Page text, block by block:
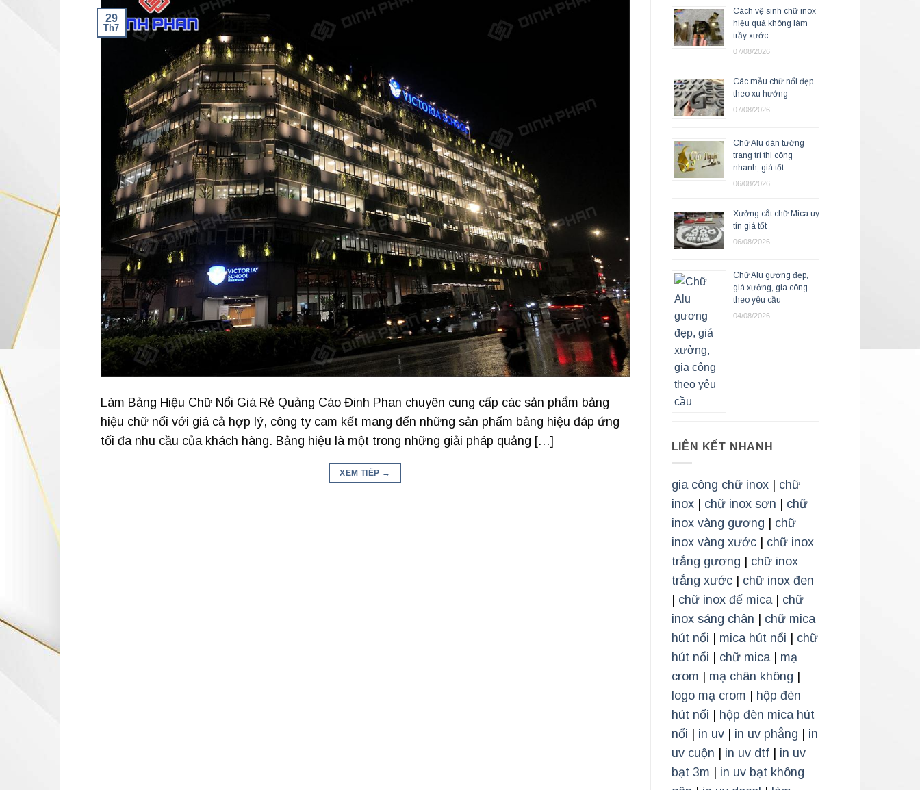
29
Th7
Làm Bảng Hiệu Chữ Nổi Giá Rẻ Quảng Cáo Đinh Phan chuyên cung cấp các sản phẩm bảng
hiệu chữ nổi với giá cả hợp lý, công ty cam kết mang đến những sản phẩm bảng hiệu đáp ứng
tối đa nhu cầu của khách hàng. Bảng hiệu là một trong những giải pháp quảng […]
XEM TIẾP →
Cách vệ sinh chữ inox
hiệu quả không làm
trầy xước
07/08/2026
Các mẫu chữ nổi đẹp
theo xu hướng
07/08/2026
Chữ Alu dán tường
trang trí thi công
nhanh, giá tốt
06/08/2026
Xưởng cắt chữ Mica uy
tín giá tốt
06/08/2026
Chữ Alu gương đẹp,
giá xưởng, gia công
theo yêu cầu
04/08/2026
LIÊN KẾT NHANH
gia công chữ inox| chữ
inox| chữ inox sơn
chữ
inox vàng gương
chữ
inox vàng xước| chữ inox
trắng gương
chữ inox
trắng xước| chữ inox đen
chữ inox đế mica| chữ
inox sáng chân
chữ mica
hút nổi
mica hút nổi
chữ
hút nổi
chữ mica| mạ
crom
mạ chân không
logo mạ crom
hộp đèn
hút nổi
hộp đèn mica hút
nổi
in uv| in uv phẳng
in
uv cuộn
in uv dtf| in uv
bạt 3m
in uv bạt không